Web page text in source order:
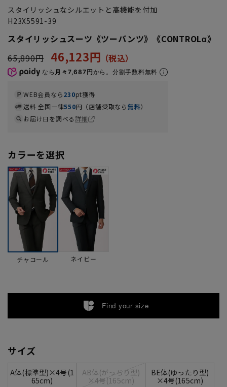
スタイリッシュなシルエットと高機能を付加
H23X5591-39
スタイリッシュスーツ《ツーパンツ》《CONTROLα》
65,890円
46,123円
なら 月々7,687円から。分割手数料無料
WEB会員なら230pt獲得
送料 全国一律550円（店舗受取なら無料）
お届け日を調べる詳細
カラーを選択
チャコール ネイビー
Find your size
サイズ
A体(標準型)×4号(1
65cm)
AB体(がっちり型)
×4号(165cm)
BE体(ゆったり型)
×4号(165cm)